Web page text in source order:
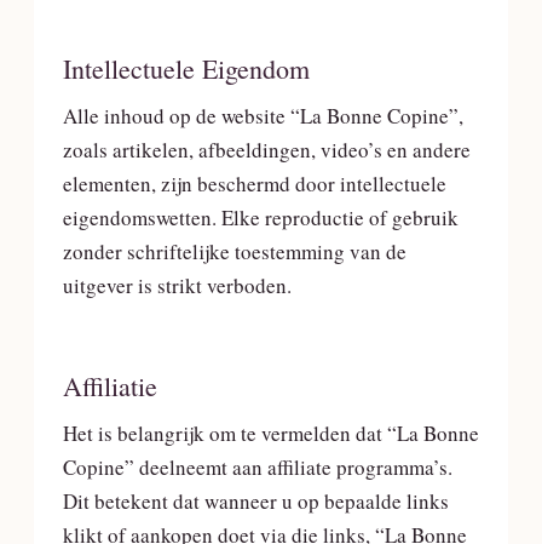
Intellectuele Eigendom
Alle inhoud op de website “La Bonne Copine”,
zoals artikelen, afbeeldingen, video’s en andere
elementen, zijn beschermd door intellectuele
eigendomswetten. Elke reproductie of gebruik
zonder schriftelijke toestemming van de
uitgever is strikt verboden.
Affiliatie
Het is belangrijk om te vermelden dat “La Bonne
Copine” deelneemt aan affiliate programma’s.
Dit betekent dat wanneer u op bepaalde links
klikt of aankopen doet via die links, “La Bonne